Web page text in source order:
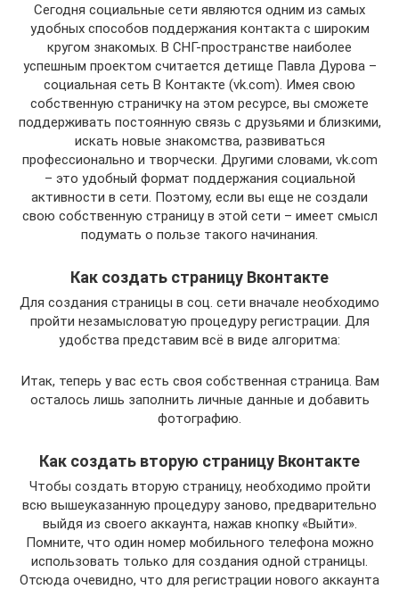
Сегодня социальные сети являются одним из самых
удобных способов поддержания контакта с широким
кругом знакомых. В СНГ-пространстве наиболее
успешным проектом считается детище Павла Дурова –
социальная сеть В Контакте (vk.com). Имея свою
собственную страничку на этом ресурсе, вы сможете
поддерживать постоянную связь с друзьями и близкими,
искать новые знакомства, развиваться
профессионально и творчески. Другими словами, vk.com
– это удобный формат поддержания социальной
активности в сети. Поэтому, если вы еще не создали
свою собственную страницу в этой сети – имеет смысл
подумать о пользе такого начинания.
Как создать страницу Вконтакте
Для создания страницы в соц. сети вначале необходимо
пройти незамысловатую процедуру регистрации. Для
удобства представим всё в виде алгоритма:
Итак, теперь у вас есть своя собственная страница. Вам
осталось лишь заполнить личные данные и добавить
фотографию.
Как создать вторую страницу Вконтакте
Чтобы создать вторую страницу, необходимо пройти
всю вышеуказанную процедуру заново, предварительно
выйдя из своего аккаунта, нажав кнопку «Выйти».
Помните, что один номер мобильного телефона можно
использовать только для создания одной страницы.
Отсюда очевидно, что для регистрации нового аккаунта